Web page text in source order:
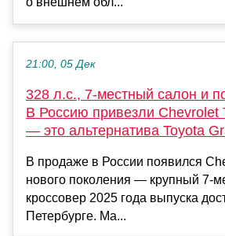
21:00, 05 Дек
328 л.с., 7-местный салон и
В Россию привезли Chevrolet
— это альтернатива Toyota
В продаже в России появился
нового поколения — крупный 7-
кроссовер 2025 года выпуска
Петербурге. Ма...